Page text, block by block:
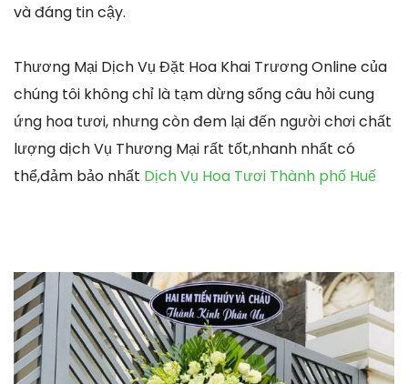
và đáng tin cậy.
Thương Mại Dịch Vụ Đặt Hoa Khai Trương Online của
chúng tôi không chỉ là tạm dừng sống câu hỏi cung
ứng hoa tươi, nhưng còn đem lại đến người chơi chất
lượng dịch Vụ Thương Mại rất tốt,nhanh nhất có
thể,đảm bảo nhất Dịch Vụ Hoa Tươi Thành phố Huế